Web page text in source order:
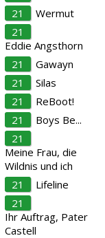
21
Wermut
21
Eddie Angsthorn
21
Gawayn
21
Silas
21
ReBoot!
21
Boys Be...
21
Meine Frau, die
Wildnis und ich
21
Lifeline
21
Ihr Auftrag, Pater
Castell